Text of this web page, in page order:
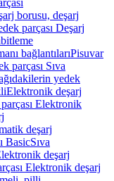
borusu, deşarj
parçası Deşarj
bağlantılarıPisuvar
parçası Sıva
yedek
Elektronik deşarj
Elektronik
deşarj
BasicSıva
deşarj
Elektronik deşarj